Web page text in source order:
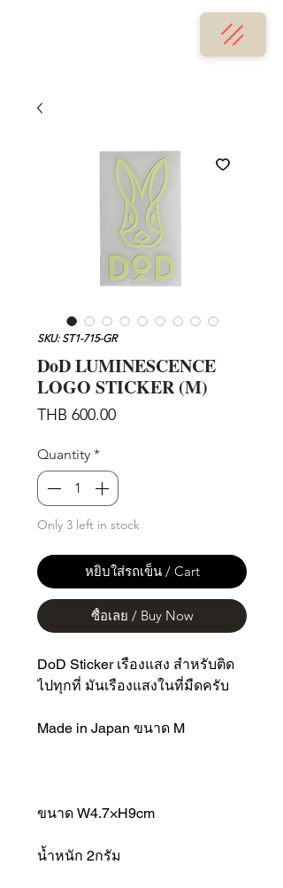
SKU: ST1-715-GR
DoD LUMINESCENCE
LOGO STICKER (M)
THB 600.00Price
Quantity *
Only 3 left in stock
หยิบใส่รถเข็น / Cart
ซื้อเลย / Buy Now
DoD Sticker เรืองแสง สำหรับติด
ไปทุกที่ มันเรืองแสงในที่มืดครับ
Made in Japan ขนาด M
ขนาด W4.7×H9cm
น้ำหนัก 2กรัม